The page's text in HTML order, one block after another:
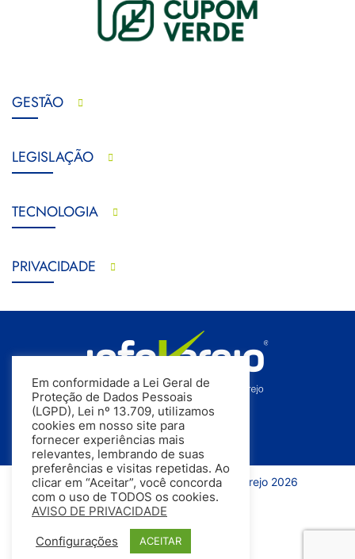
GESTÃO
LEGISLAÇÃO
TECNOLOGIA
PRIVACIDADE
Todos os direitos reservados | InfoVarejo 2026
Em conformidade a Lei Geral de
Proteção de Dados Pessoais
(LGPD), Lei nº 13.709, utilizamos
cookies em nosso site para
fornecer experiências mais
relevantes, lembrando de suas
preferências e visitas repetidas. Ao
clicar em “Aceitar”, você concorda
com o uso de TODOS os cookies.
AVISO DE PRIVACIDADE
Configurações ACEITAR